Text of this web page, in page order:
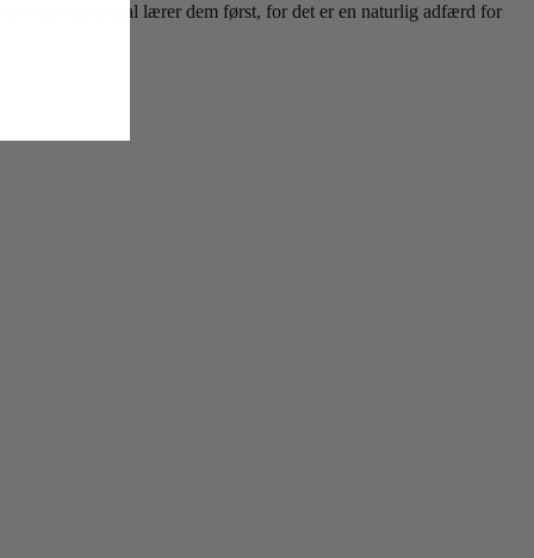
noget man skal lærer dem først, for det er en naturlig adfærd for